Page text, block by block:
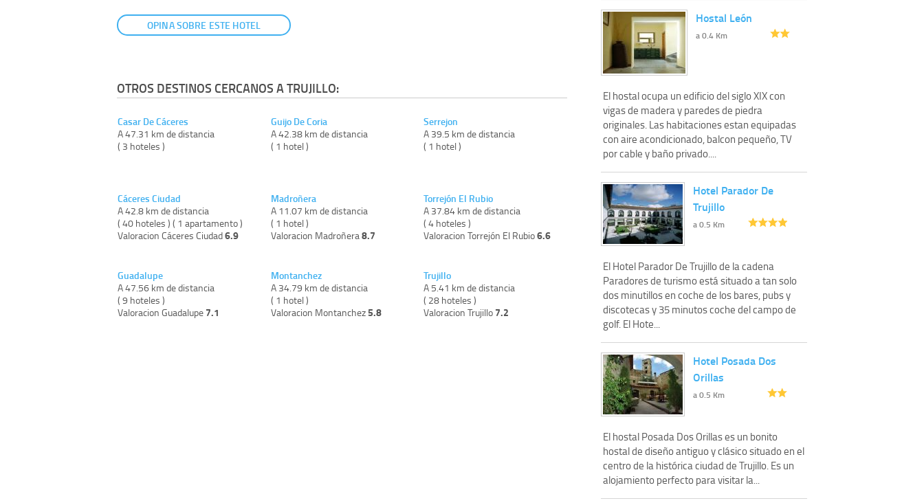
OPINA SOBRE ESTE HOTEL
OTROS DESTINOS CERCANOS A TRUJILLO:
Casar De Cáceres
A 47.31 km de distancia
( 3 hoteles )
Cáceres Ciudad
A 42.8 km de distancia
( 40 hoteles ) ( 1 apartamento )
Valoracion Cáceres Ciudad6.9
Guadalupe
A 47.56 km de distancia
( 9 hoteles )
Valoracion Guadalupe 7.1
Guijo De Coria
A 42.38 km de distancia
( 1 hotel )
Madroñera
A 11.07 km de distancia
( 1 hotel )
Valoracion Madroñera8.7
Montanchez
A 34.79 km de distancia
( 1 hotel )
Valoracion Montanchez5.8
Serrejon
A 39.5 km de distancia
( 1 hotel )
Torrejón El Rubio
A 37.84 km de distancia
( 4 hoteles )
Valoracion Torrejón El Rubio6.6
Trujillo
A 5.41 km de distancia
( 28 hoteles )
Valoracion Trujillo 7.2
Hostal León
a 0.4 Km
El hostal ocupa un edificio del siglo XIX con
vigas de madera y paredes de piedra
originales. Las habitaciones estan equipadas
con aire acondicionado, balcon pequeño, TV
por cable y baño privado....
Hotel Parador De
Trujillo
a 0.5 Km
El Hotel Parador De Trujillo de la cadena
Paradores de turismo está situado a tan solo
dos minutillos en coche de los bares, pubs y
discotecas y 35 minutos coche del campo de
golf. El Hote...
Hotel Posada Dos
Orillas
a 0.5 Km
El hostal Posada Dos Orillas es un bonito
hostal de diseño antiguo y clásico situado en el
centro de la histórica ciudad de Trujillo. Es un
alojamiento perfecto para visitar la...